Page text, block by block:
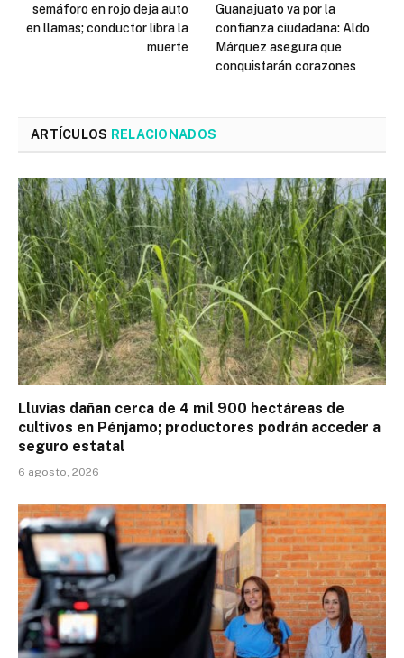
semáforo en rojo deja auto
en llamas; conductor libra la
muerte
Guanajuato va por la
confianza ciudadana: Aldo
Márquez asegura que
conquistarán corazones
ARTÍCULOS RELACIONADOS
Lluvias dañan cerca de 4 mil 900 hectáreas de
cultivos en Pénjamo; productores podrán acceder a
seguro estatal
6 agosto, 2026